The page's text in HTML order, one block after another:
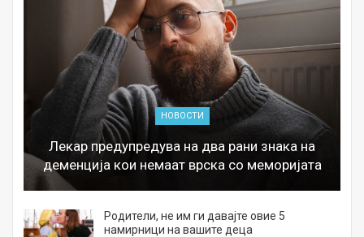
НОВОСТИ
Лекар предупредува на два рани знака на
деменција кои немаат врска со меморијата
Родители, не им ги давајте овие 5
намирници на вашите деца